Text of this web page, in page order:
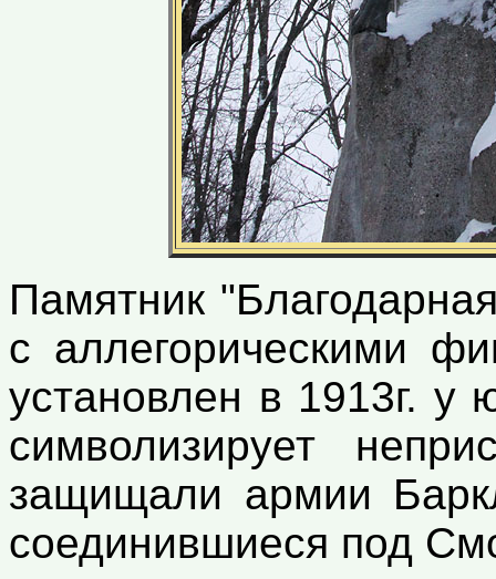
Памятник
с аллегорическими
установлен в 1913г. у
символизирует
защищали армии
соединившиеся под